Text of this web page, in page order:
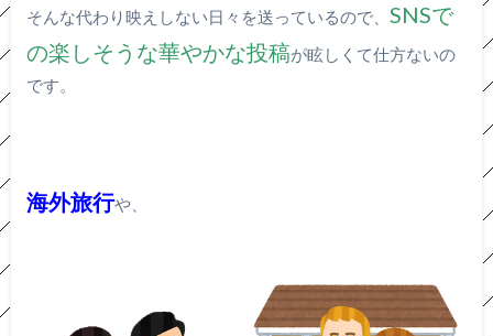
そんな代わり映えしない日々を送っているので、 SNSで
の楽しそうな華やかな投稿が眩しくて仕方ないの
です。
海外旅行や、